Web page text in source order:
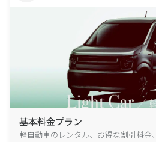
基本料金プラン
軽自動車のレンタル、お得な割引料金